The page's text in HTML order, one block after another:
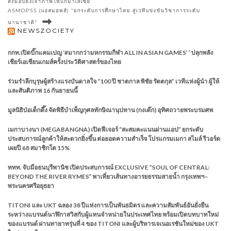
ส่งมอบธงเจ้าภาพให้แก่มาเลเซีย
ASMOPSS (แอสมอพส์) “ยกระดับการศึกษาไทย สู่เวทีแข่งขันวิชาการระดับ
นานาชาติ”
NEWSZOCIETY
กกท.เปิดบิ๊กแคมเปญ ‘#มากกว่ามหกรรมกีฬา ALL IN ASIAN GAMES’ ’ ปลุกพลัง
เชียร์เอเชียนเกมส์ครั้งประวัติศาสตร์ของไทย
ร่วมรำลึกบุรุษผู้สร้างแรงบันดาลใจ “100 ปี ชาตกาล พิชัย รัตตกุล” เวทีแห่งผู้นำ ผู้ให้
และสันติภาพ 16 กันยายนนี้
มูลนิธิป่อเต็กตึ๊ง จัดพิธีบำเพ็ญกุศลทักษิณานุปทาน (กงเต๊ก) อุทิศถวายพระบรมศพ
เมกาบางนา (MEGABANGNA) เปิดฟีเจอร์ “สะสมคะแนนผ่านแอป” ยกระดับ
ประสบการณ์ลูกค้าให้สะดวกยิ่งขึ้น ต่อยอดความสำเร็จ โปรแกรมเมกา สไมล์ รีวอร์ด
เผยปี 68 สมาชิกโต 15%
ททท. จับมือธนบุรีพานิช เปิดประสบการณ์ EXCLUSIVE “SOUL OF CENTRAL:
BEYOND THE RIVER RYMES” พาเที่ยวเส้นทางอารยธรรมสายน้ำ กรุงเทพฯ–
พระนครศรีอยุธยา
TITONI และ UKT ฉลอง 38 ปีแห่งการเป็นพันธมิตร และความสัมพันธ์อันยั่งยืน
ระหว่างแบรนด์นาฬิกาสวิสกับผู้แทนจำหน่ายในประเทศไทย พร้อมเปิดบทบาทใหม่
ของแบรนด์ ผ่านทายาทรุ่นที่ 4 ของ TITONI และผู้บริหารเจเนอเรชันใหม่ของ UKT